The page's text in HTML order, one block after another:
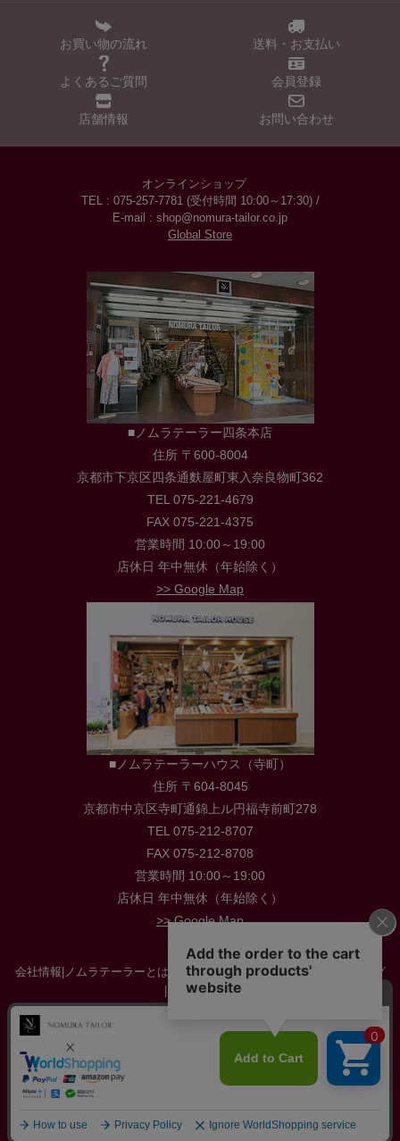
お買い物の流れ 送料・お支払い
よくあるご質問 会員登録
店舗情報 お問い合わせ
オンラインショップ
TEL : 075-257-7781 (受付時間 10:00～17:30) /
E-mail : shop@nomura-tailor.co.jp
Global Store
■ノムラテーラー四条本店
住所 〒600-8004
京都市下京区四条通麩屋町東入奈良物町362
TEL 075-221-4679
FAX 075-221-4375
営業時間 10:00～19:00
店休日 年中無休（年始除く）
>> Google Map
■ノムラテーラーハウス（寺町）
住所 〒604-8045
京都市中京区寺町通錦上ル円福寺前町278
TEL 075-212-8707
FAX 075-212-8708
営業時間 10:00～19:00
店休日 年中無休（年始除く）
>> Google Map
会社情報 ノムラテーラーとは 店舗情報|採用情報|お役立ち情報・ブログ
お問い合わせ
特定商取引に関する法律に基づく表示
サイトマップ
当店の公式サイトは nomura-tailor.co.jp / nomura-tailor.com のみです。不審なサイトを発見
All Copyright reserved by Nomura-tailor.